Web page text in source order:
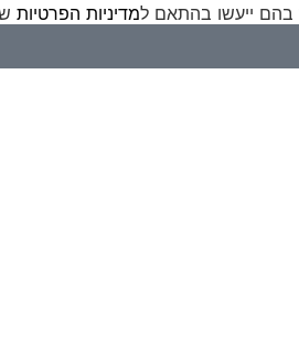
בהם ייעשו בהתאם למדיניות הפרטיות